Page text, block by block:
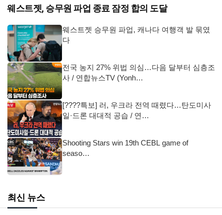
웨스트젯, 승무원 파업 종료 잠정 합의 도달
웨스트젯 승무원 파업, 캐나다 여행객 발 묶였
다
전국 농지 27% 위법 의심…다음 달부터 심층조
사 / 연합뉴스TV (Yonh…
[????특보] 러, 우크라 전역 때렸다…탄도미사
일·드론 대대적 공습 / 연…
Shooting Stars win 19th CEBL game of
seaso…
최신 뉴스